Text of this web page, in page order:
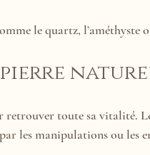
le quartz, l’améthyste
toute sa vitalité.
les manipulations ou les